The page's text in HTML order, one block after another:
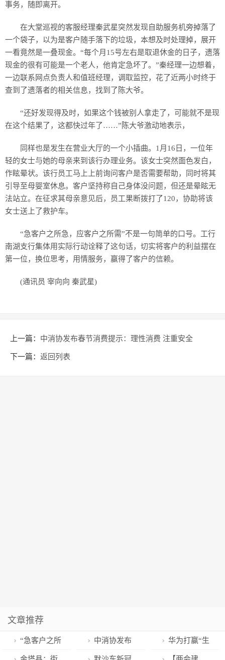
事务，随即离开。
在大堂巡视的客服经理秦武星突然发现自助服务机旁掉落了
一个袋子，以为是客户随手落下的垃圾，本想及时处理掉，展开
一看竟然是一叠现金。“每个月15号左右是取退休金的日子，遗落
现金的很有可能是一个老人，他肯定急坏了。”秦经理一边想着，
一边联系网点负责人和值班经理，调取监控，花了近两小时终于
查到了遗落者的相关信息，找到了陈大爷。
“还好发现得及时，如果这个钱被别人拿走了，可能就不是现
在这个结果了，这都快过年了……”陈大爷激动地表示，
同样也是发生在营业大厅的一个小插曲。1月16日，一位年
轻的女士与她的母亲来到该行办理业务。该女士突然面色发白，
作眩晕状。该行员工马上上前询问客户是否需要帮助，同时将其
引导至母婴室休息。客户坚持称自己身体没问题，但还是晕眩无
法站立。在征求其母亲意见后，员工果断拨打了120，协助将该
女士送上了救护车。
“急客户之所急，应客户之所需”不是一句简单的口号。工行
南湖支行集体用实际行动诠释了这句话，切实将客户的利益摆在
第一位，换位思考，用情服务，赢得了客户的信赖。
(通讯员 宰向向 秦武星)
上一篇： 中消协发布春节消费提示：理性消费 注重安全
下一篇： 返回列表
文章推荐
“急客户之所 中消协发布 华为打赢“生